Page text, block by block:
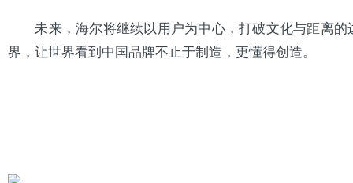
未来，海尔将继续以用户为中心，打破文化与距离的
界，让世界看到中国品牌不止于制造，更懂得创造。